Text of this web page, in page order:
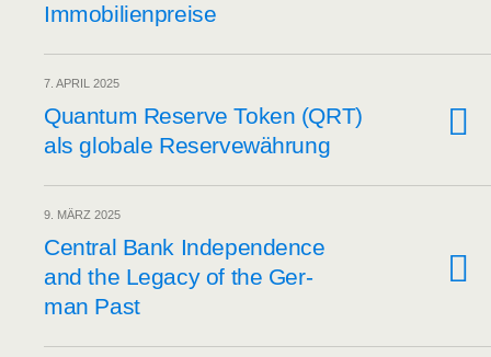
Immobilienpreise
7. APRIL 2025
Quan­tum Reser­ve Token (QRT)
als glo­ba­le Reservewährung
9. MÄRZ 2025
Cen­tral Bank Inde­pen­dence
and the Lega­cy of the Ger­
man Past